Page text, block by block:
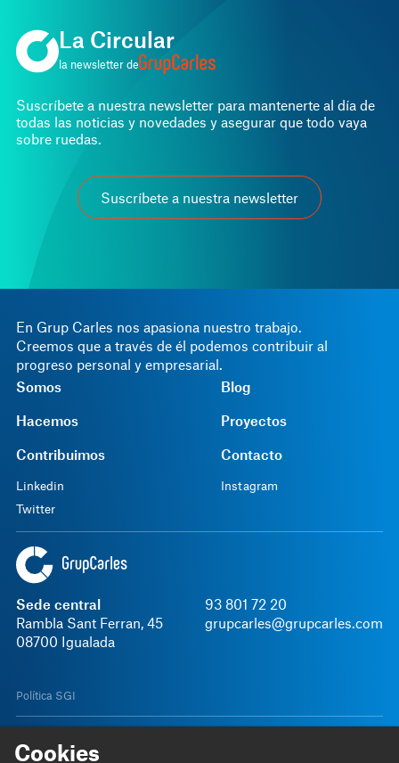
En Grup Carles nos apasiona nuestro trabajo.
Creemos que a través de él podemos contribuir al
progreso personal y empresarial.
Somos
Hacemos
Contribuimos
Blog
Proyectos
Contacto
Linkedin
Twitter
Instagram
Sede central
Rambla Sant Ferran, 45
08700 Igualada
93 801 72 20
grupcarles@grupcarles.com
Política SGI
© 2026 Grup Carles
La Circular
la newsletter de
Suscríbete a nuestra newsletter para mantenerte al día de
todas las noticias y novedades y asegurar que todo vaya
sobre ruedas.
Suscríbete a nuestra newsletter
Cookies